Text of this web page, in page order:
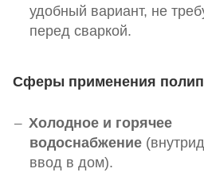
удобный вариант, не
перед сваркой.
Сферы применения
Холодное и горячее
водоснабжение
ввод в дом).